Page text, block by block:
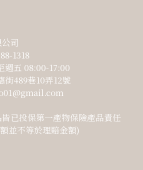
公司
1318
週五 08:00-17:00
街489巷10弄12號
已投保第一產物保險產品責任
並不等於理賠金額)